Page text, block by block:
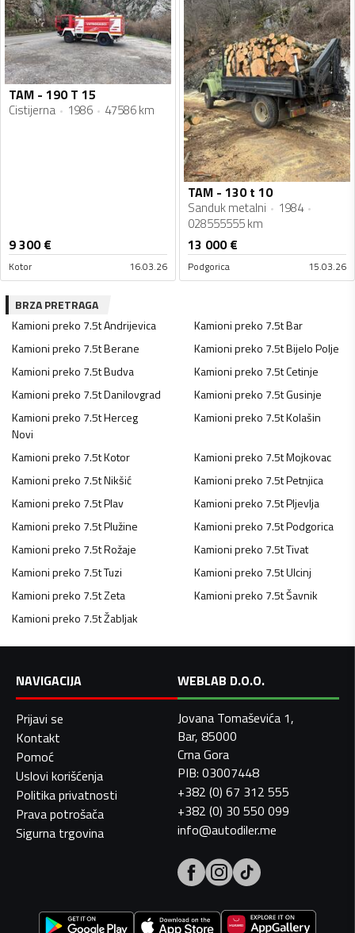
TAM - 190 T 15
Cistijerna 1986 47586 km
9 300€
Kotor 16.03.26
TAM - 130 t 10
Sanduk metalni
1984
028555555 km
13 000€
Podgorica 15.03.26
BRZA PRETRAGA
Kamioni preko 7.5tAndrijevica Kamioni preko 7.5tBar
Kamioni preko 7.5tBerane Kamioni preko 7.5tBijelo Polje
Kamioni preko 7.5tBudva Kamioni preko 7.5tCetinje
Kamioni preko 7.5tDanilovgrad Kamioni preko 7.5tGusinje
Kamioni preko 7.5tHerceg
Novi
Kamioni preko 7.5tKolašin
Kamioni preko 7.5tKotor Kamioni preko 7.5tMojkovac
Kamioni preko 7.5tNikšić Kamioni preko 7.5tPetnjica
Kamioni preko 7.5tPlav Kamioni preko 7.5tPljevlja
Kamioni preko 7.5tPlužine Kamioni preko 7.5tPodgorica
Kamioni preko 7.5tRožaje Kamioni preko 7.5tTivat
Kamioni preko 7.5tTuzi Kamioni preko 7.5tUlcinj
Kamioni preko 7.5tZeta Kamioni preko 7.5tŠavnik
Kamioni preko 7.5tŽabljak
NAVIGACIJA
Prijavi se
Kontakt
Pomoć
Uslovi korišćenja
Politika privatnosti
Prava potrošača
Sigurna trgovina
WEBLAB D.O.O.
Jovana Tomaševića 1,
Bar, 85000
Crna Gora
PIB: 03007448
+382 (0) 67 312 555
+382 (0) 30 550 099
info@autodiler.me